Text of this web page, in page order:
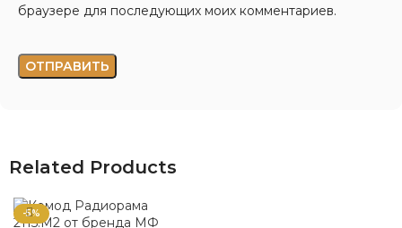
браузере для последующих моих комментариев.
Related Products
-5%